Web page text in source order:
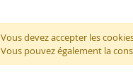
Vous devez accepter les
Vous pouvez également la